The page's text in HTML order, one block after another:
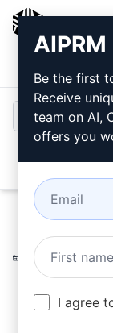
Home / Ayudas
Prompts /
Be the first
Receive
team on AI,
offers you
I agree